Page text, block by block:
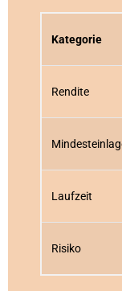
Kategorie
Rendite
Laufzeit
Risiko